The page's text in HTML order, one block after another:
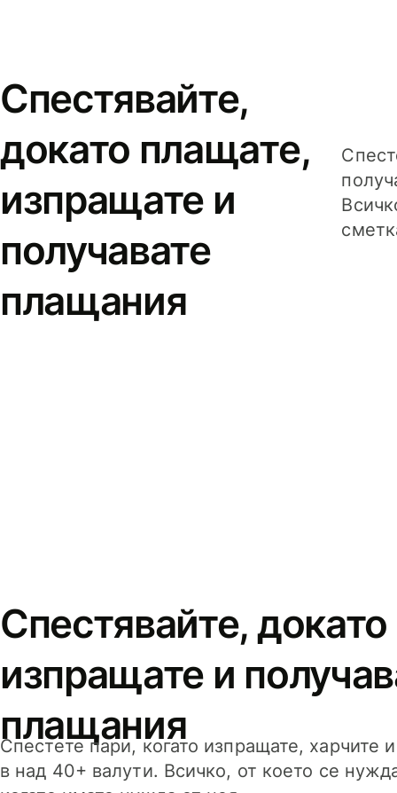
Спестявайте,
докато плащате,
изпращате и
получавате
плащания
Спестявайте,
изпращате и
плащания
Спестете пари, когато изпращате, харчите
в над 40+ валути. Всичко, от което се